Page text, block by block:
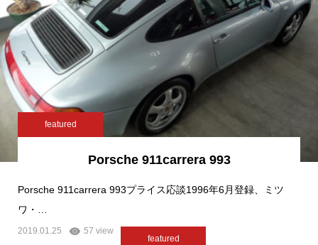
featured
Porsche 911carrera 993
Porsche 911carrera 993プライス応談1996年6月登録、ミツ
ワ・…
2019.01.25 57 view
featured